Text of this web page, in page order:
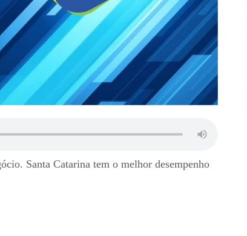
Santa Catarina tem o melhor desempenho